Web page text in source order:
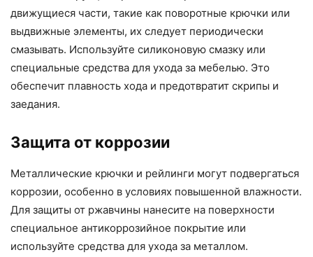
движущиеся части, такие как поворотные крючки или
выдвижные элементы, их следует периодически
смазывать. Используйте силиконовую смазку или
специальные средства для ухода за мебелью. Это
обеспечит плавность хода и предотвратит скрипы и
заедания.
Защита от коррозии
Металлические крючки и рейлинги могут подвергаться
коррозии, особенно в условиях повышенной влажности.
Для защиты от ржавчины нанесите на поверхности
специальное антикоррозийное покрытие или
используйте средства для ухода за металлом.